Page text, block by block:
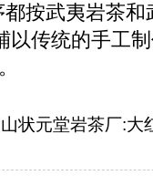
都按武夷岩茶和
以传统的手工
状元堂岩茶厂:大